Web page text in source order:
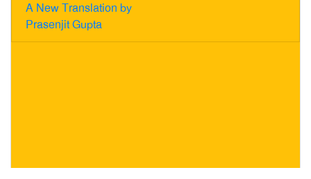
A New Translation by
Prasenjit Gupta